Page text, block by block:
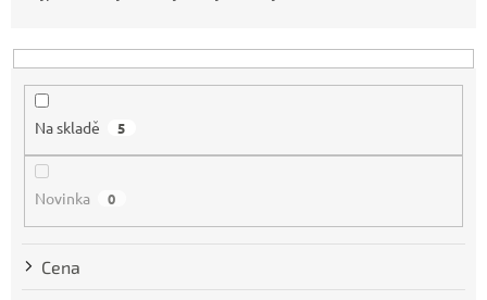
n
Na skladě 5
Novinka 0
Cena